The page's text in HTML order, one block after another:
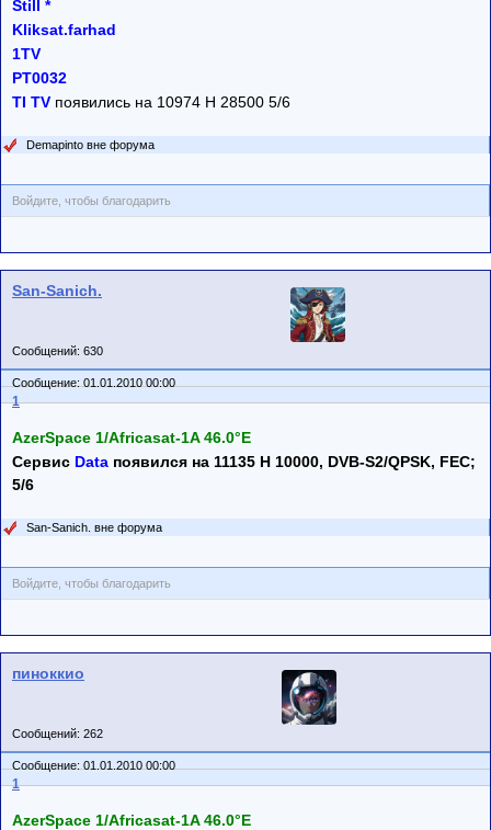
Still *
Kliksat.farhad
1TV
PT0032
TI TV появились на 10974 H 28500 5/6
Demapinto вне форума
Войдите, чтобы благодарить
San-Sanich.
Сообщений: 630
Сообщение: 01.01.2010 00:00
1
AzerSpace 1/Africasat-1A 46.0°E
Сервис Data появился на 11135 H 10000, DVB-S2/QPSK, FEC;
5/6
San-Sanich. вне форума
Войдите, чтобы благодарить
пиноккио
Сообщений: 262
Сообщение: 01.01.2010 00:00
1
AzerSpace 1/Africasat-1A 46.0°E